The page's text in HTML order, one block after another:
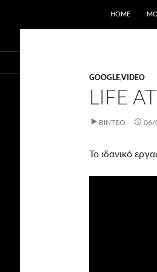
HOME
GOOGLE,VIDEO
LIFE
ΒΊΝΤΕΟ 06/
Το ιδανικό